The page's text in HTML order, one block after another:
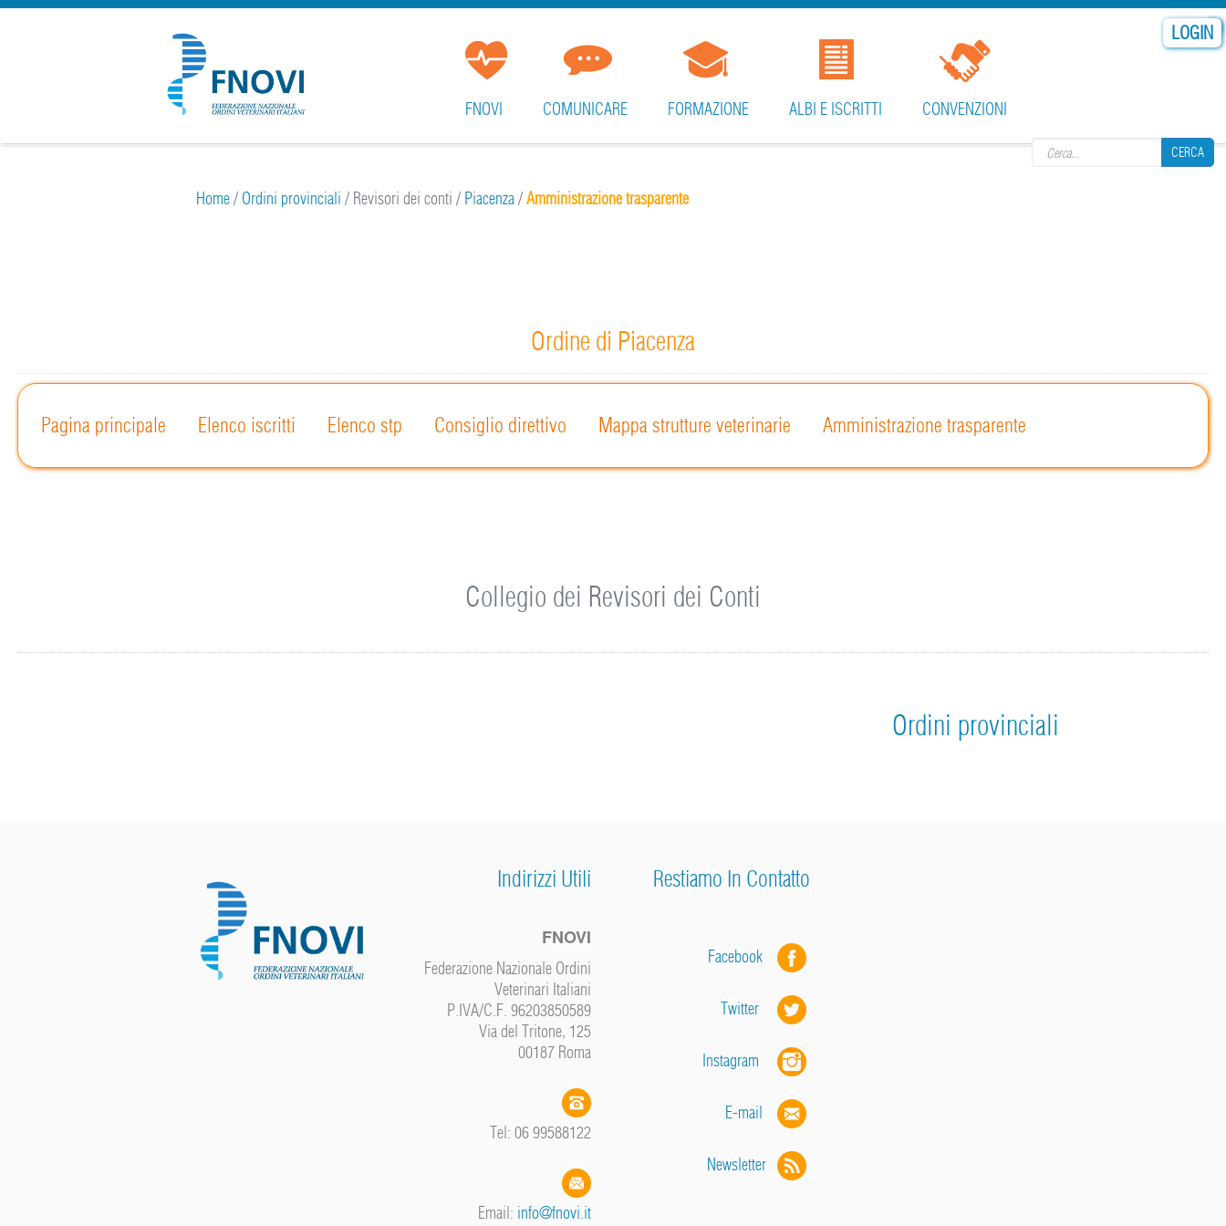
LOGIN
CERCA
FNOVI COMUNICARE FORMAZIONE ALBI E ISCRITTI CONVENZIONI
Home/ Ordini provinciali / Revisori dei conti / Piacenza/Amministrazione trasparente
Ordine di Piacenza
Pagina principale Elenco iscritti Elenco stp Consiglio direttivo Mappa strutture veterinarie Amministrazione trasparente
Collegio dei Revisori dei Conti
Ordini provinciali
Indirizzi Utili
FNOVI
Federazione Nazionale Ordini
Veterinari Italiani
P.IVA/C.F. 96203850589
Via del Tritone, 125
00187 Roma
Tel: 06 99588122
Email: info@fnovi.it
Restiamo In Contatto
Facebook
Twitter
Instagram
E-mail
Newsletter